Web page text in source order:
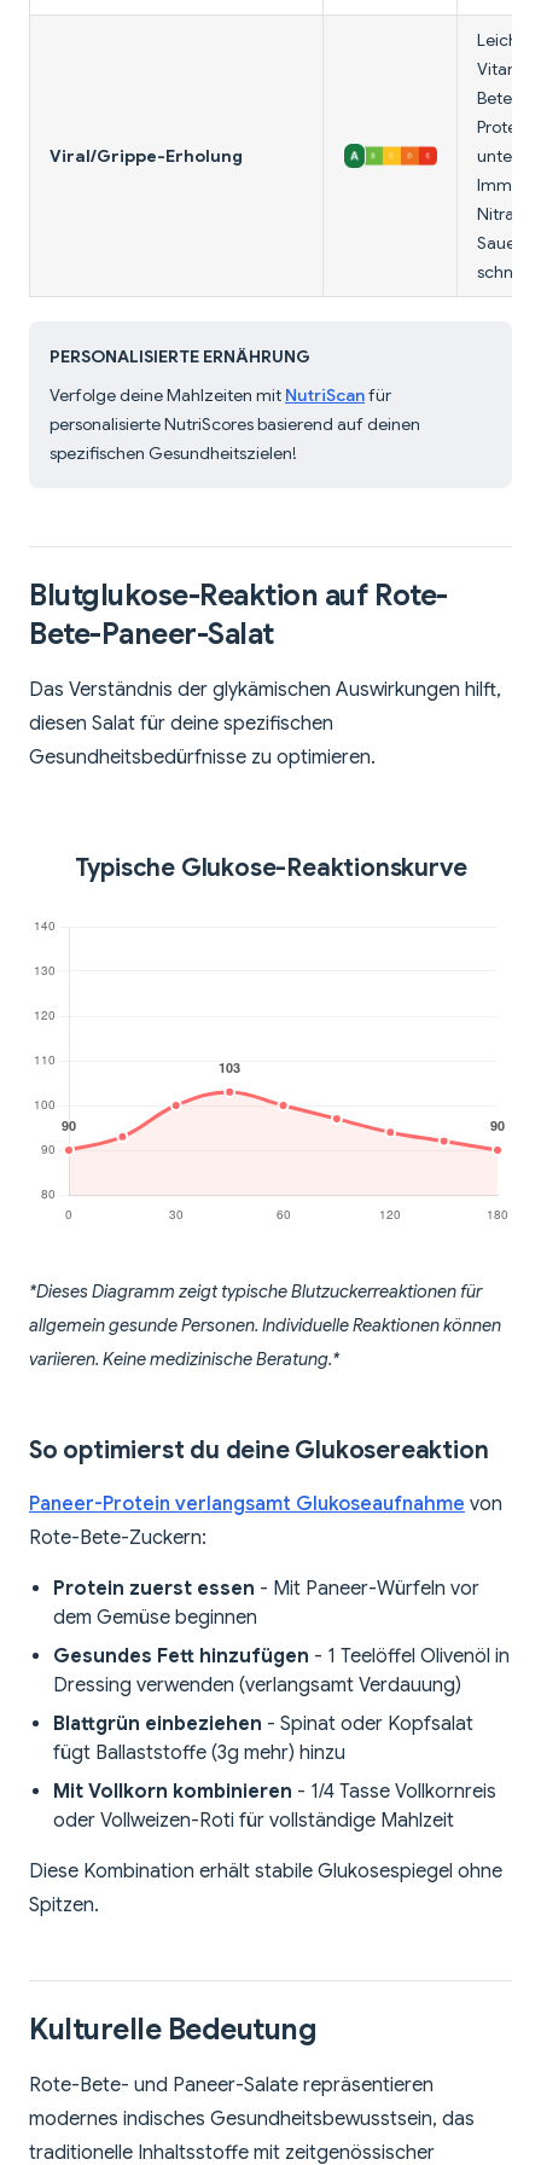
Viral/Grippe-Erholung
Leicht
Vitamin
Bete
Protein
Nitrate
PERSONALISIERTE ERNÄHRUNG
Verfolge deine Mahlzeiten mit NutriScanfür
personalisierte NutriScores basierend auf deinen
spezifischen Gesundheitszielen!
Blutglukose-Reaktion auf Rote-
Bete-Paneer-Salat
Das Verständnis der glykämischen Auswirkungen hilft,
diesen Salat für deine spezifischen
Gesundheitsbedürfnisse zu optimieren.
Typische Glukose-Reaktionskurve
*Dieses Diagramm zeigt typische Blutzuckerreaktionen für
allgemein gesunde Personen. Individuelle Reaktionen können
variieren. Keine medizinische Beratung.*
So optimierst du deine Glukosereaktion
Paneer-Protein verlangsamt Glukoseaufnahme von
Rote-Bete-Zuckern:
Protein zuerst essen - Mit Paneer-Würfeln vor
dem Gemüse beginnen
Gesundes Fett hinzufügen - 1 Teelöffel Olivenöl in
Dressing verwenden (verlangsamt Verdauung)
Blattgrün einbeziehen - Spinat oder Kopfsalat
fügt Ballaststoffe (3g mehr) hinzu
Mit Vollkorn kombinieren - 1/4 Tasse Vollkornreis
oder Vollweizen-Roti für vollständige Mahlzeit
Diese Kombination erhält stabile Glukosespiegel ohne
Spitzen.
Kulturelle Bedeutung
Rote-Bete- und Paneer-Salate repräsentieren
modernes indisches Gesundheitsbewusstsein, das
traditionelle Inhaltsstoffe mit zeitgenössischer